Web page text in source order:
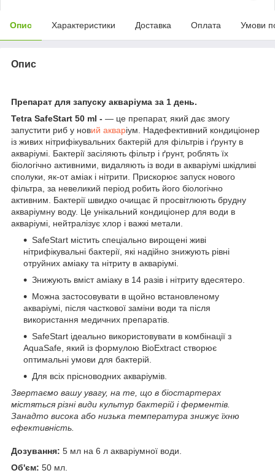
Опис Характеристики Доставка Оплата Умови
Опис
Препарат для запуску акваріума за 1 день.
Tetra SafeStart 50 ml - — це препарат, який дає змогу
запустити риб у новий акваріум. Надефективний кондиціонер
із живих нітрифікувальних бактерій для фільтрів і ґрунту в
акваріумі. Бактерії засіляють фільтр і ґрунт, роблять їх
біологічно активними, видаляють із води в акваріумі шкідливі
сполуки, як-от аміак і нітрити. Прискорює запуск нового
фільтра, за невеликий період робить його біологічно
активним. Бактерії швидко очищає й просвітлюють брудну
акваріумну воду. Це унікальний кондиціонер для води в
акваріумі, нейтралізує хлор і важкі метали.
SafeStart містить спеціально вирощені живі
нітрифікувальні бактерії, які надійно знижують рівні
отруйних аміаку та нітриту в акваріумі.
Знижують вміст аміаку в 14 разів і нітриту вдесятеро.
Можна застосовувати в щойно встановленому
акваріумі, після часткової заміни води та після
використання медичних препаратів.
SafeStart ідеально використовувати в комбінації з
AquaSafe, який із формулою BioExtract створює
оптимальні умови для бактерій.
Для всіх прісноводних акваріумів.
Звертаємо вашу увагу, на те, що в біостартерах
містяться різні види культур бактерій і ферментів.
Занадто висока або низька температура знижує їхню
ефективність.
Дозування: 5 мл на 6 л акваріумної води.
Об'єм: 50 мл.